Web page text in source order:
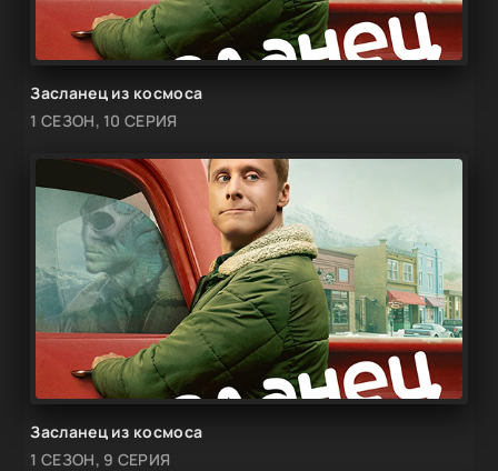
Засланец из космоса
1 СЕЗОН, 10 СЕРИЯ
Засланец из космоса
1 СЕЗОН, 9 СЕРИЯ